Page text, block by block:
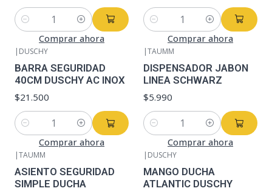
Cantidad
Comprar ahora
Cantidad
Comprar ahora
| DUSCHY
BARRA SEGURIDAD
40CM DUSCHY AC INOX
$21.500
Cantidad
Comprar ahora
|TAUMM
DISPENSADOR JABON
LINEA SCHWARZ
$5.990
Cantidad
Comprar ahora
|TAUMM
ASIENTO SEGURIDAD
SIMPLE DUCHA
| DUSCHY
MANGO DUCHA
ATLANTIC DUSCHY